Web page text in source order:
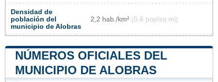
Densidad de
población del
municipio de Alobras
2,2 hab./km² (5,6 pop/sq mi)
NÚMEROS OFICIALES DEL
MUNICIPIO DE ALOBRAS